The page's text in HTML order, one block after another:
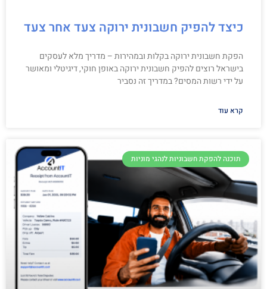
כיצד להפיק חשבונית ירוקה צעד אחר צעד
הפקת חשבונית ירוקה בקלות ובמהירות – מדריך מלא לעסקים
בישראל רוצים להפיק חשבונית ירוקה באופן חוקי, דיגיטלי ומאושר
על ידי רשות המסים? במדריך זה נסביר
קרא עוד
תוכנה להפקת חשבוניות לנהגי מוניות